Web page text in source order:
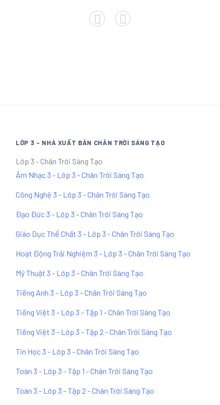
LỚP 3 - NHÀ XUẤT BẢN CHÂN TRỜI SÁNG TẠO
Lớp 3 - Chân Trời Sáng Tạo
Âm Nhạc 3 - Lớp 3 - Chân Trời Sáng Tạo
Công Nghệ 3 - Lớp 3 - Chân Trời Sáng Tạo
Đạo Đức 3 - Lớp 3 - Chân Trời Sáng Tạo
Giáo Dục Thể Chất 3 - Lớp 3 - Chân Trời Sáng Tạo
Hoạt Động Trải Nghiệm 3 - Lớp 3 - Chân Trời Sáng Tạo
Mỹ Thuật 3 - Lớp 3 - Chân Trời Sáng Tạo
Tiếng Anh 3 - Lớp 3 - Chân Trời Sáng Tạo
Tiếng Việt 3 - Lớp 3 - Tập 1 - Chân Trời Sáng Tạo
Tiếng Việt 3 - Lớp 3 - Tập 2 - Chân Trời Sáng Tạo
Tin Học 3 - Lớp 3 - Chân Trời Sáng Tạo
Toán 3 - Lớp 3 - Tập 1 - Chân Trời Sáng Tạo
Toán 3 - Lớp 3 - Tập 2 - Chân Trời Sáng Tạo